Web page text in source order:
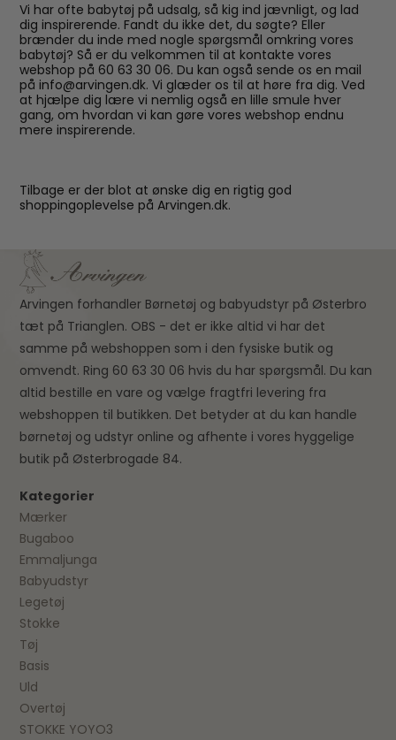
Vi har ofte babytøj på udsalg, så kig ind jævnligt, og lad
dig inspirerende. Fandt du ikke det, du søgte? Eller
brænder du inde med nogle spørgsmål omkring vores
babytøj? Så er du velkommen til at kontakte vores
webshop på 60 63 30 06. Du kan også sende os en mail
på info@arvingen.dk. Vi glæder os til at høre fra dig. Ved
at hjælpe dig lære vi nemlig også en lille smule hver
gang, om hvordan vi kan gøre vores webshop endnu
mere inspirerende.
Tilbage er der blot at ønske dig en rigtig god
shoppingoplevelse på Arvingen.dk.
Arvingen forhandler Børnetøj og babyudstyr på Østerbro
tæt på Trianglen. OBS - det er ikke altid vi har det
samme på webshoppen som i den fysiske butik og
omvendt. Ring 60 63 30 06 hvis du har spørgsmål. Du kan
altid bestille en vare og vælge fragtfri levering fra
webshoppen til butikken. Det betyder at du kan handle
børnetøj og udstyr online og afhente i vores hyggelige
butik på Østerbrogade 84.
Kategorier
Mærker
Bugaboo
Emmaljunga
Babyudstyr
Legetøj
Stokke
Tøj
Basis
Uld
Overtøj
STOKKE YOYO3